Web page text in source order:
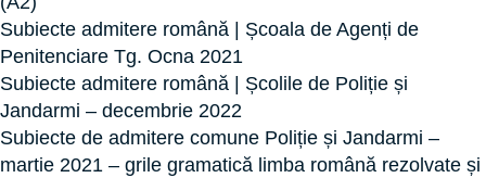
Subiecte admitere română | Școala de Agenți de
Penitenciare Tg. Ocna 2021
Subiecte admitere română | Școlile de Poliție și
Jandarmi – decembrie 2022
Subiecte de admitere comune Poliție și Jandarmi –
martie 2021 – grile gramatică limba română rezolvate și